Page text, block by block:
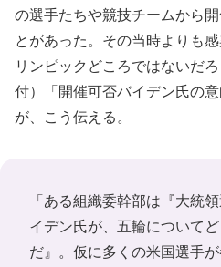
の選手たちや競技チームから
とがあった。その当時よりも
リンピックどころではないだ
付）「開催可否バイデン氏の
が、こう伝える。
「ある組織委幹部は『大統
イデン氏が、五輪について
だ』。仮に多くの米国選手